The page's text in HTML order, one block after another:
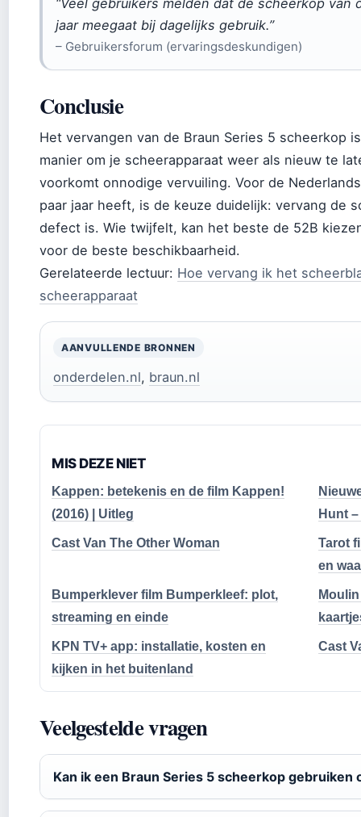
“Veel gebruikers melden dat de scheerkop van
jaar meegaat bij dagelijks gebruik.”
– Gebruikersforum (ervaringsdeskundigen)
Conclusie
Het vervangen van de Braun Series 5 scheerkop
manier om je scheerapparaat weer als nieuw te
voorkomt onnodige vervuiling. Voor de
paar jaar heeft, is de keuze duidelijk: vervang de
defect is. Wie twijfelt, kan het beste de 52B
voor de beste beschikbaarheid.
Gerelateerde lectuur: Hoe vervang ik het
scheerapparaat
AANVULLENDE BRONNEN
onderdelen.nl, braun.nl
MIS DEZE NIET
Kappen: betekenis en de film Kappen!
(2016) | Uitleg
Hunt
Cast Van The Other Woman
Tarot
en
Bumperklever film Bumperkleef: plot,
streaming en einde
KPN TV+ app: installatie, kosten en
kijken in het buitenland
Cast
Veelgestelde vragen
Kan ik een Braun Series 5 scheerkop gebruiken